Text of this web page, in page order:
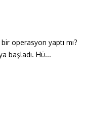
operasyon yaptı mı?
başladı. Hü...